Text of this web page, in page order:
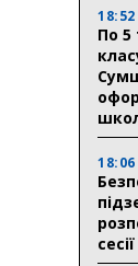
18:52
По 5
18:06